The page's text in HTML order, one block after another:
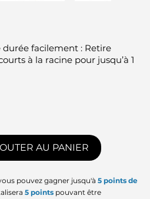
facilement : Retire
à la racine pour jusqu’à 1
AU PANIER
pouvez gagner jusqu'à 5 points de
5 points pouvant être